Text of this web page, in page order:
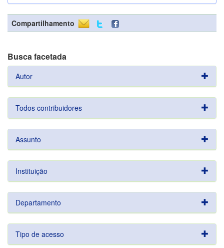
Compartilhamento
Busca facetada
Autor
Todos contribuidores
Assunto
Instituição
Departamento
Tipo de acesso